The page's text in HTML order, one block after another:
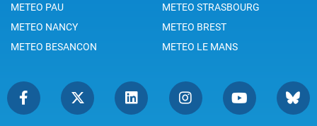
METEO PAU
METEO STRASBOURG
METEO NANCY
METEO BREST
METEO BESANCON
METEO LE MANS